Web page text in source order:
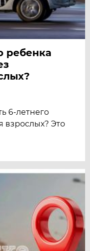
ребенка
6-летнего
взрослых? Это